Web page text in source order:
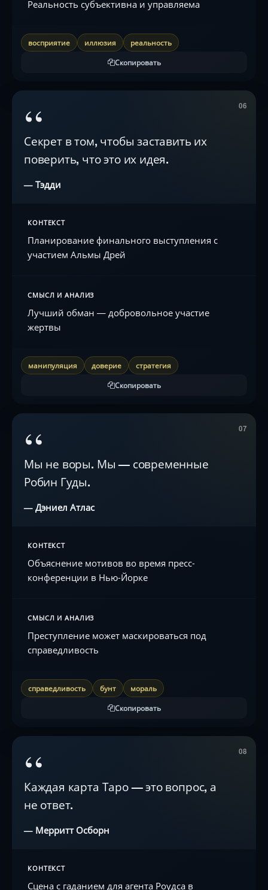
Реальность субъективна и управляема
восприятие иллюзия реальность
Скопировать
06
“
Секрет в том, чтобы заставить их
поверить, что это их идея.
— Тэдди
КОНТЕКСТ
Планирование финального выступления с
участием Альмы Дрей
СМЫСЛ И АНАЛИЗ
Лучший обман — добровольное участие
жертвы
манипуляция доверие стратегия
Скопировать
07
“
Мы не воры. Мы — современные
Робин Гуды.
— Дэниел Атлас
КОНТЕКСТ
Объяснение мотивов во время пресс-
конференции в Нью-Йорке
СМЫСЛ И АНАЛИЗ
Преступление может маскироваться под
справедливость
справедливость бунт мораль
Скопировать
08
“
Каждая карта Таро — это вопрос, а
не ответ.
— Мерритт Осборн
КОНТЕКСТ
Сцена с гаданием для агента Роудса в